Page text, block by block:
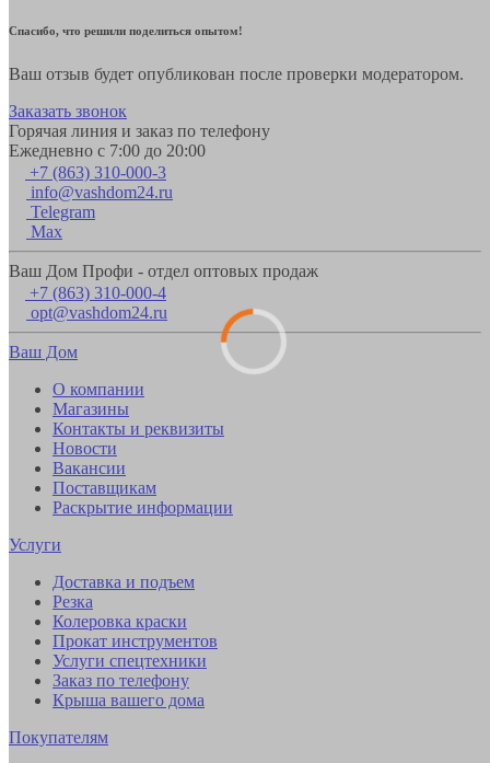
Спасибо, что решили поделиться опытом!
Ваш отзыв будет опубликован после проверки модератором.
Заказать звонок
Горячая линия и заказ по телефону
Ежедневно с 7:00 до 20:00
+7 (863) 310-000-3
info@vashdom24.ru
Telegram
Max
Ваш Дом Профи - отдел оптовых продаж
+7 (863) 310-000-4
opt@vashdom24.ru
Ваш Дом
О компании
Магазины
Контакты и реквизиты
Новости
Вакансии
Поставщикам
Раскрытие информации
Услуги
Доставка и подъем
Резка
Колеровка краски
Прокат инструментов
Услуги спецтехники
Заказ по телефону
Крыша вашего дома
Покупателям